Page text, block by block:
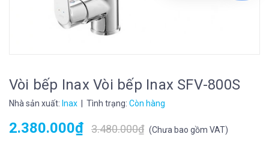
Vòi bếp Inax Vòi bếp Inax SFV-800S
Nhà sản xuất: Inax | Tình trạng: Còn hàng
2.380.000₫ 3.480.000₫ (Chưa bao gồm VAT)